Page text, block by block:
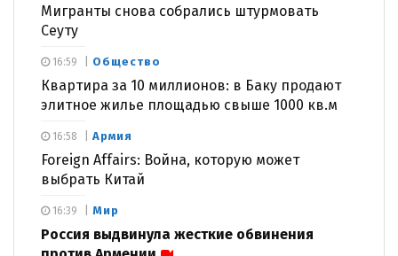
Мигранты снова собрались штурмовать
Сеуту
Общество
Квартира за 10 миллионов: в Баку продают
элитное жилье площадью свыше 1000 кв.м
16:59
Армия
Foreign Affairs: Война, которую может
выбрать Китай
16:58
Мир
Россия выдвинула жесткие обвинения
16:39